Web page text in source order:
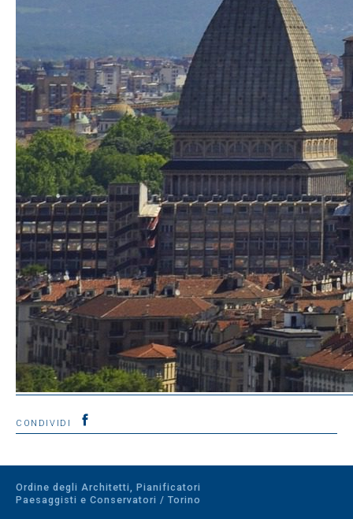
CONDIVIDI
Ordine degli Architetti, Pianificatori
Paesaggisti e Conservatori / Torino